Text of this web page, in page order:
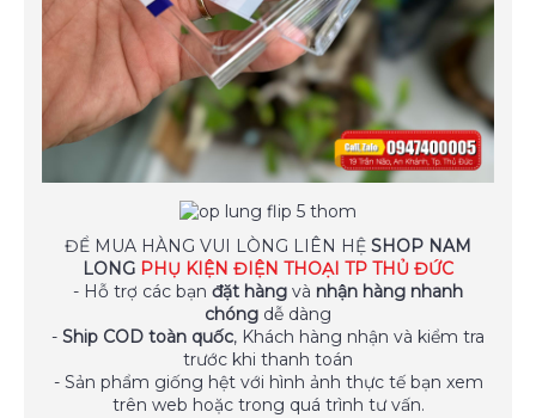
ĐỂ MUA HÀNG VUI LÒNG LIÊN HỆ SHOP NAM
LONG PHỤ KIỆN ĐIỆN THOẠI TP THỦ ĐỨC
- Hỗ trợ các bạn đặt hàng và nhận hàng nhanh
chóng dễ dàng
- Ship COD toàn quốc, Khách hàng nhận và kiểm tra
trước khi thanh toán
- Sản phẩm giống hệt với hình ảnh thực tế bạn xem
trên web hoặc trong quá trình tư vấn.